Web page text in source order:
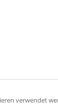
verwendet